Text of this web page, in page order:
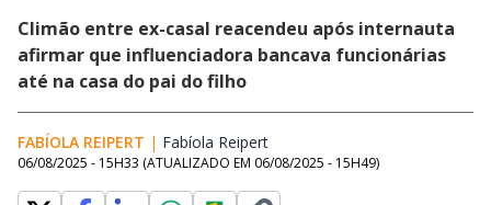
Climão entre ex-casal reacendeu após internauta
afirmar que influenciadora bancava funcionárias
até na casa do pai do filho
FABÍOLA REIPERT | Fabíola Reipert
06/08/2025 - 15H33 (ATUALIZADO EM 06/08/2025 - 15H49)